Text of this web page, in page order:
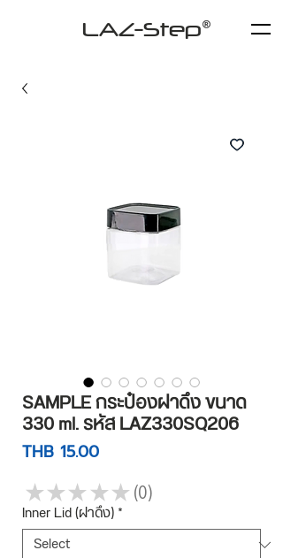
LAZ-Step
SAMPLE กระป๋องฝาดึง ขนาด
330 ml. รหัส LAZ330SQ206
THB 15.00Price
★ ★ ★ ★ ★ 0
0
Inner Lid (ฝาดึง)*